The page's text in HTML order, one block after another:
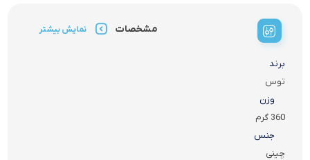
مشخصات نمایش بیشتر
برند
توس
وزن
360 گرم
جنس
چینی